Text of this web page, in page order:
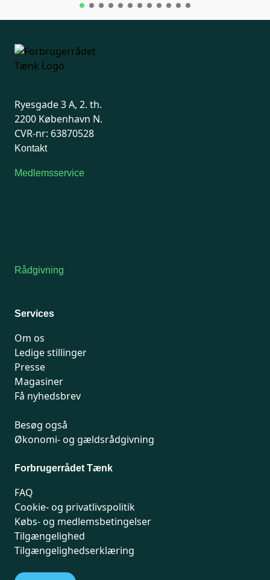
Ryesgade 3 A, 2. th.
2200 København N.
CVR-nr: 63870528
Kontakt
Medlemsservice
Rådgivning
Services
Om os
Ledige stillinger
Presse
Magasiner
Få nyhedsbrev
Besøg også
Økonomi- og gældsrådgivning
Forbrugerrådet Tænk
FAQ
Cookie- og privatlivspolitik
Købs- og medlemsbetingelser
Tilgængelighed
Tilgængelighedserklæring